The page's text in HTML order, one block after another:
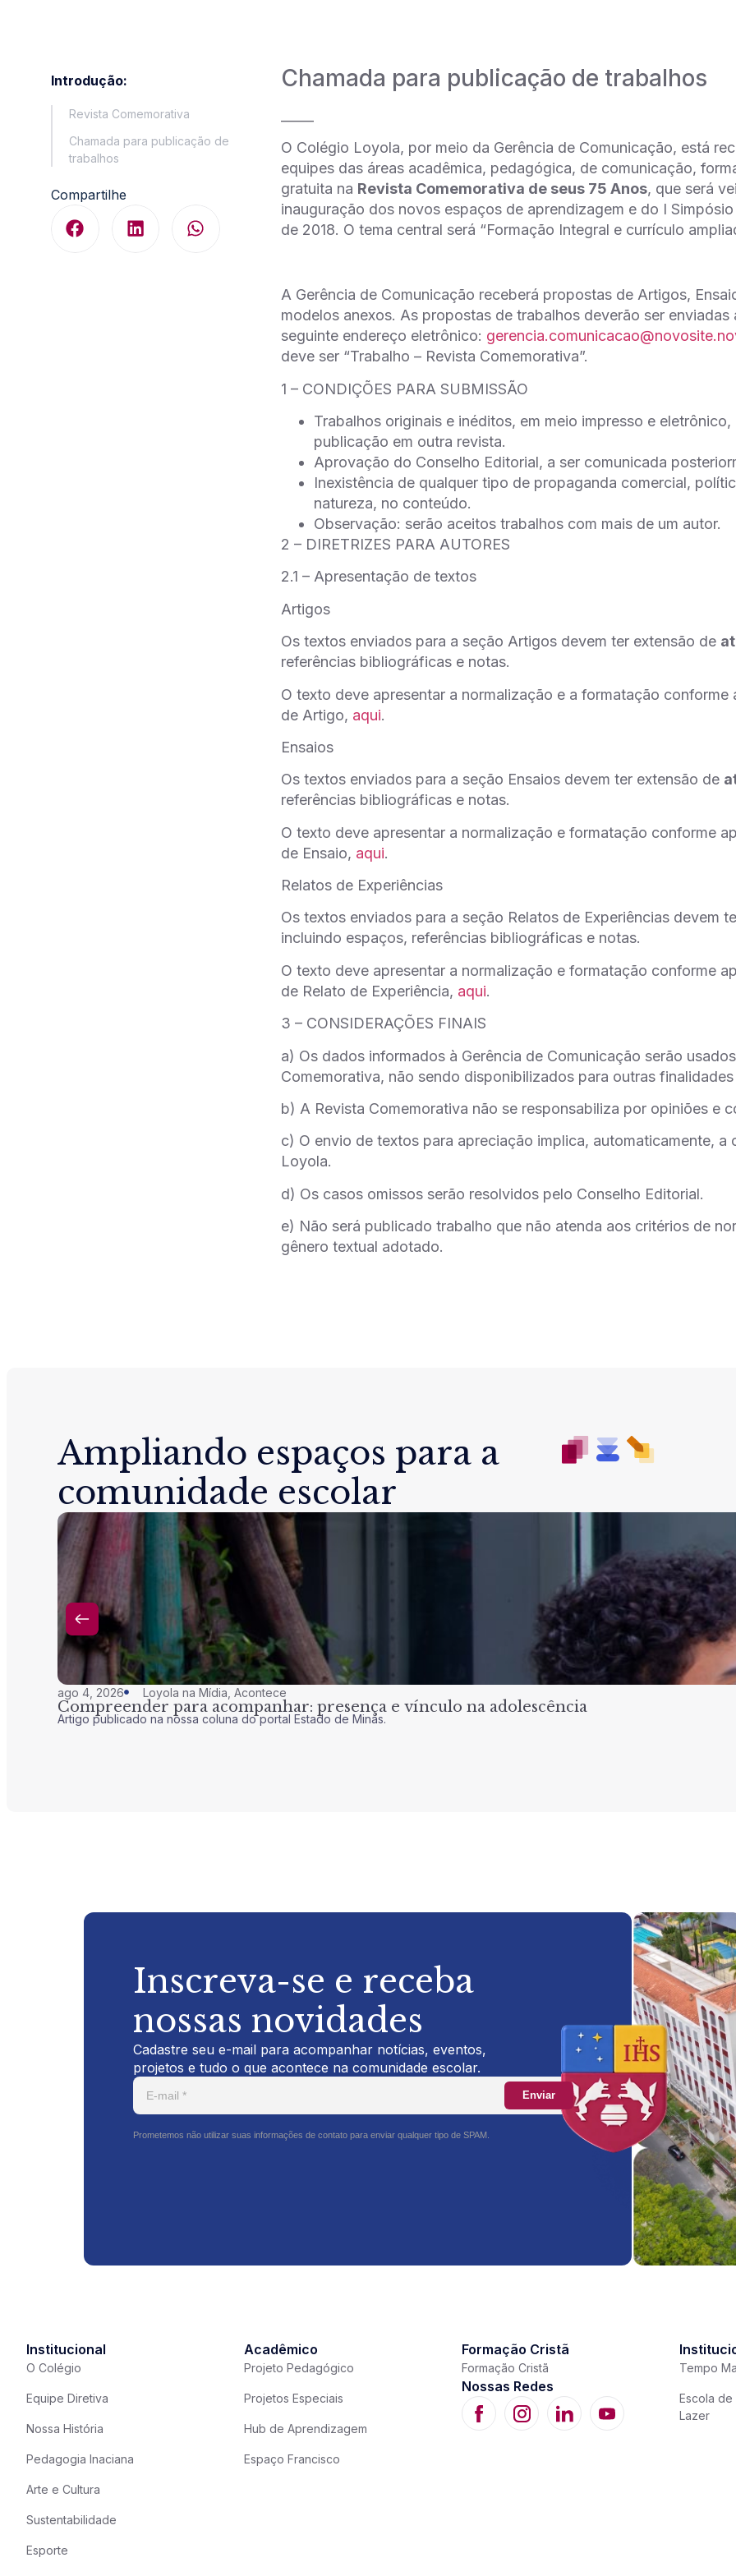
Introdução:
Revista Comemorativa
Chamada para publicação de
trabalhos
Compartilhe
Chamada para publicação de trabalhos
O Colégio Loyola, por meio da Gerência de Comunicação, está
equipes das áreas acadêmica, pedagógica, de comunicação,
gratuita na Revista Comemorativa de seus 75 Anos, que será
inauguração dos novos espaços de aprendizagem e do I
de 2018. O tema central será “Formação Integral e currículo
A Gerência de Comunicação receberá propostas de Artigos,
modelos anexos. As propostas de trabalhos deverão ser
seguinte endereço eletrônico:
deve ser “Trabalho – Revista Comemorativa”.
1 – CONDIÇÕES PARA SUBMISSÃO
Trabalhos originais e inéditos, em meio impresso e
publicação em outra revista.
Aprovação do Conselho Editorial, a ser comunicada
Inexistência de qualquer tipo de propaganda comercial,
natureza, no conteúdo.
Observação: serão aceitos trabalhos com mais de um autor.
2 – DIRETRIZES PARA AUTORES
2.1 – Apresentação de textos
Artigos
Os textos enviados para a seção Artigos devem ter extensão de
referências bibliográficas e notas.
O texto deve apresentar a normalização e a formatação
de Artigo, aqui.
Ensaios
Os textos enviados para a seção Ensaios devem ter extensão de
referências bibliográficas e notas.
O texto deve apresentar a normalização e formatação conforme
de Ensaio, aqui.
Relatos de Experiências
Os textos enviados para a seção Relatos de Experiências devem
incluindo espaços, referências bibliográficas e notas.
O texto deve apresentar a normalização e formatação conforme
de Relato de Experiência, aqui.
3 – CONSIDERAÇÕES FINAIS
a) Os dados informados à Gerência de Comunicação serão
Comemorativa, não sendo disponibilizados para outras
b) A Revista Comemorativa não se responsabiliza por opiniões e
c) O envio de textos para apreciação implica, automaticamente,
Loyola.
d) Os casos omissos serão resolvidos pelo Conselho Editorial.
e) Não será publicado trabalho que não atenda aos critérios de
gênero textual adotado.
Ampliando espaços para a
comunidade escolar
ago 4, 2026 Loyola na Mídia Acontece
Compreender para acompanhar: presença e vínculo na adolescência
Artigo publicado na nossa coluna do portal Estado de Minas.
Inscreva-se e receba
nossas novidades
Cadastre seu e-mail para acompanhar notícias, eventos,
projetos e tudo o que acontece na comunidade escolar.
Enviar
Prometemos não utilizar suas informações de contato para enviar qualquer tipo de SPAM.
Institucional
O Colégio
Equipe Diretiva
Nossa História
Pedagogia Inaciana
Arte e Cultura
Sustentabilidade
Esporte
Acadêmico
Projeto Pedagógico
Projetos Especiais
Hub de Aprendizagem
Espaço Francisco
Formação Cristã
Formação Cristã
Nossas Redes
Tempo
Escola de
Lazer